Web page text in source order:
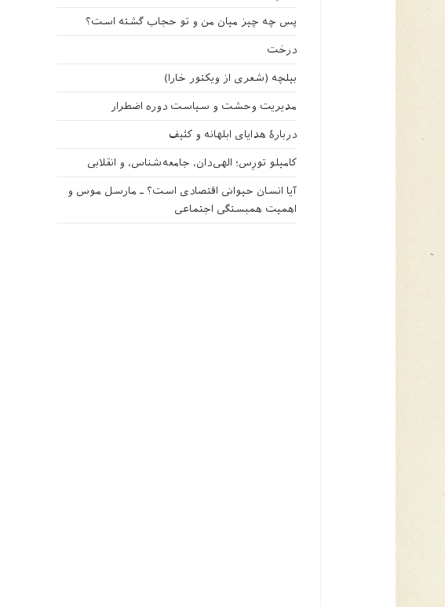
پس چه چیز میان من و تو حجاب گشته است؟
درخت
بیلچه (شعری از ویکتور خارا)
مدیریت وحشت و سیاست دوره اضطرار
دربارهٔ هدایای ابلهانه و کثیف
کامیلو تورِس؛ الهی‌دان، جامعه‌شناس، و انقلابی
آیا انسان حیوانی اقتصادی است؟ ـ مارسل موس و
اهمیت همبستگی اجتماعی